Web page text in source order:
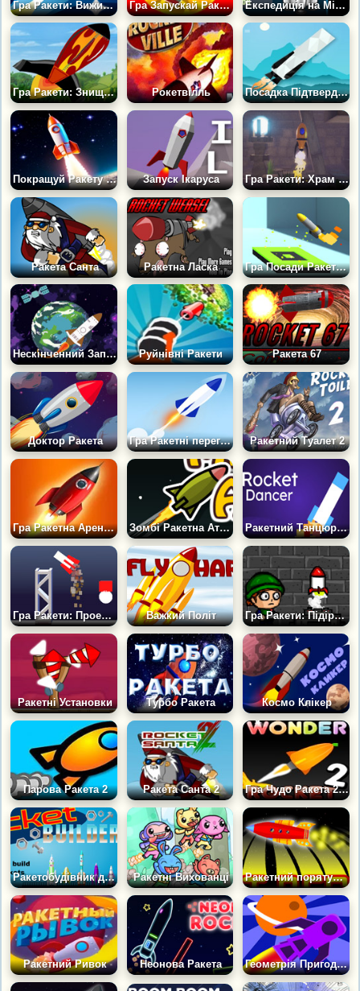
Гра Ракети: Виживання в Космосі Гра Запускай Ракети: Клікер Експедиція на Місяць
Гра Ракети: Знищіть Село Рокетвілль Посадка Підтверджена
Покращуй Ракету Клікер! Запуск Ікаруса Гра Ракети: Храм Сонця
Ракета Санта Ракетна Ласка Гра Посади Ракету: Змагайся за звання найкращого
Нескінченний Запуск Руйнівні Ракети Ракета 67
Доктор Ракета Гра Ракетні перегони: Підкорення Неба Ракетний Туалет 2
Гра Ракетна Арена: Запуск Зомбі Ракетна Атака Ракетний Танцюрист
Гра Ракети: Проект Прискорення Важкий Політ Гра Ракети: Підірви Нацистів
Ракетні Установки Турбо Ракета Космо Клікер
Парова Ракета 2 Ракета Санта 2 Гра Чудо Ракета 2: Геловін
Ракетобудівник для Дітей Ракетні Вихованці Ракетний порятунок
Ракетний Ривок Неонова Ракета Геометрія Пригоди Ракети